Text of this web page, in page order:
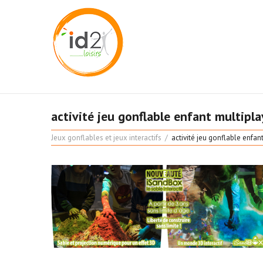
activité jeu gonflable enfant
Jeux gonflables et jeux interactifs activité jeu gonflable